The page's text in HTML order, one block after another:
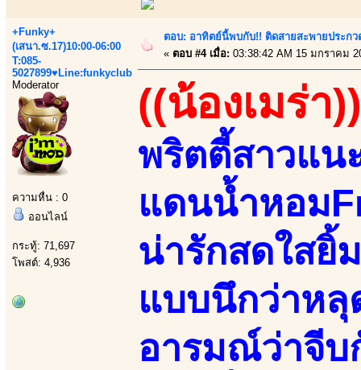
+Funky+
(เสนา.ซ.17)10:00-06:00
T:085-
5027899♥Line:funkyclub
Moderator
ความหื่น : 0
ออนไลน์
กระทู้: 71,697
โพสต์: 4,936
ตอบ: อาทิตย์นี้พบกับ!! ติดสายสะพายประกว
« ตอบ #4 เมื่อ: 03:38:42 AM 15 มกราคม
((น้องเมร่า))
พริตตี้สาวแน
แดนน้ำหอม
น่ารักสดใสยิ้
แบบนึกว่าหลุ
อารมณ์ว่าจีบ